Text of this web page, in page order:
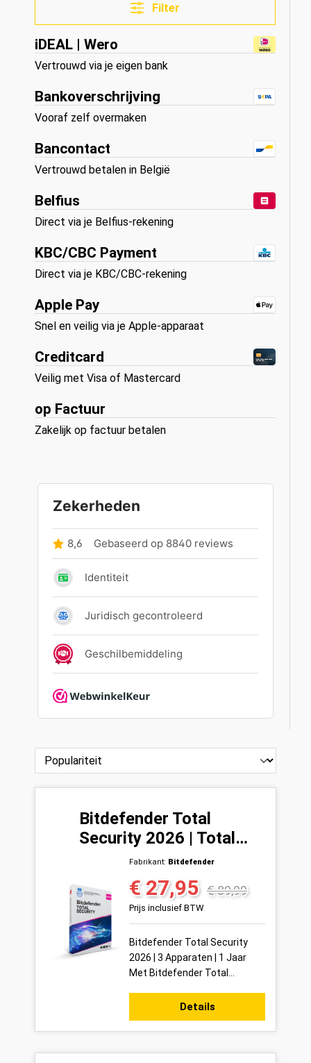
Filter
iDEAL | Wero
Vertrouwd via je eigen bank
Bankoverschrijving
Vooraf zelf overmaken
Bancontact
Vertrouwd betalen in België
Belfius
Direct via je Belfius-rekening
KBC/CBC Payment
Direct via je KBC/CBC-rekening
Apple Pay
Snel en veilig via je Apple-apparaat
Creditcard
Veilig met Visa of Mastercard
op Factuur
Zakelijk op factuur betalen
Bitdefender Total
Security 2026 | Total
Security | 3 Apparaten |
Fabrikant: Bitdefender
Verkoopprijs:
€ 27,95 Normale prijs:
€ 89,99
Prijs inclusief BTW
Bitdefender Total Security
2026 | 3 Apparaten | 1 Jaar
Met Bitdefender Total
3 apparaten tegelijk met één
van de meest ...
Details